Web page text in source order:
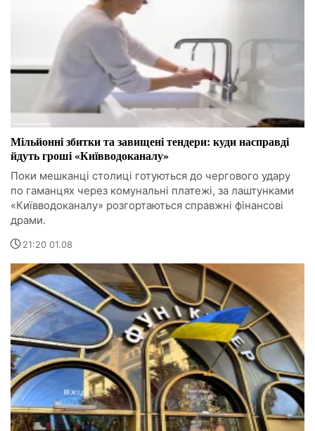
Мільйонні збитки та завищені тендери: куди насправді
йдуть гроші «Київводоканалу»
Поки мешканці столиці готуються до чергового удару
по гаманцях через комунальні платежі, за лаштунками
«Київводоканалу» розгортаються справжні фінансові
драми.
21:20 01.08